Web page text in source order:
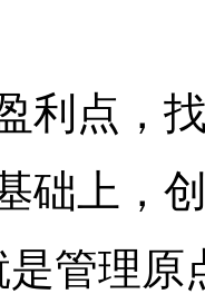
利点，
础上，
管理原